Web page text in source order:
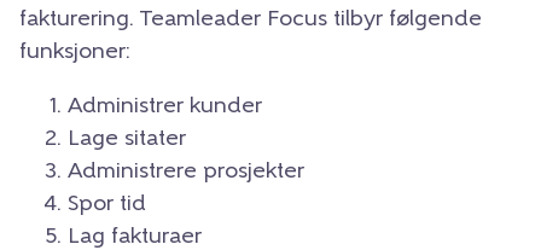
fakturering. Teamleader Focus tilbyr følgende
funksjoner:
Administrer kunder
Lage sitater
Administrere prosjekter
Spor tid
Lag fakturaer